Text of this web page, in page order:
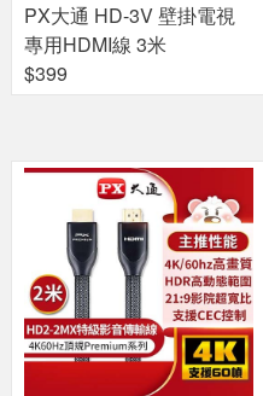
PX大通 HD-3V 壁掛電視
專用HDMI線 3米
$399